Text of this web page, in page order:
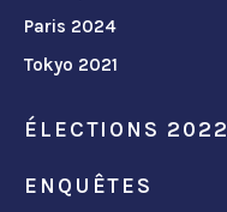
Paris 2024
Tokyo 2021
ÉLECTIONS 2022
ENQUÊTES